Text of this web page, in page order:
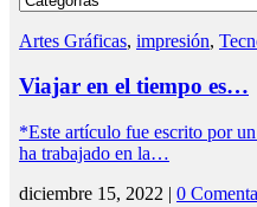
Artes Gráficas, impresión,
Viajar en el tiempo es…
*Este artículo fue escrito por
ha trabajado en la…
diciembre 15, 2022 | 0